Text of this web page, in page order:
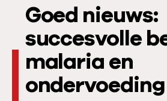
e
Goed nieuws:
succesvolle
malaria en